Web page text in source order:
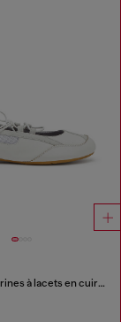
D-Mile-Ballerines à lacets en cuir et mesh